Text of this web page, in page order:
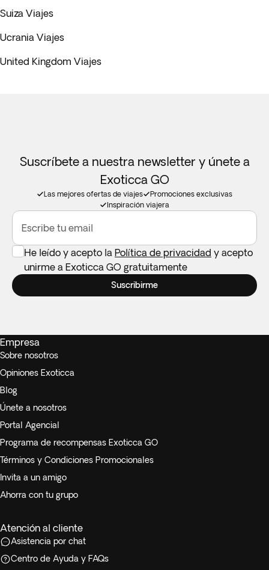
Suiza Viajes
Ucrania Viajes
United Kingdom Viajes
Suscríbete a nuestra newsletter y únete a
Exoticca GO
Las mejores ofertas de viajes
Promociones exclusivas
Inspiración viajera
Escribe tu email
He leído y acepto la Política de privacidad y acepto
unirme a Exoticca GO gratuitamente
Suscribirme
Empresa
Sobre nosotros
Opiniones Exoticca
Blog
Únete a nosotros
Portal Agencial
Programa de recompensas Exoticca GO
Términos y Condiciones Promocionales
Invita a un amigo
Ahorra con tu grupo
Atención al cliente
Asistencia por chat
Centro de Ayuda y FAQs